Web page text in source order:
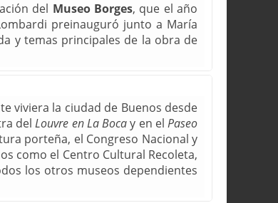
del Museo Borges, que el año
preinauguró junto a María
y temas principales de la obra de
viviera la ciudad de Buenos desde
delLouvre en La Bocay en el Paseo
porteña, el Congreso Nacional y
como el Centro Cultural Recoleta,
los otros museos dependientes